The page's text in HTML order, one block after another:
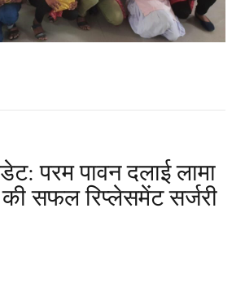
परम पावन दलाई लामा
सफल रिप्लेसमेंट सर्जरी